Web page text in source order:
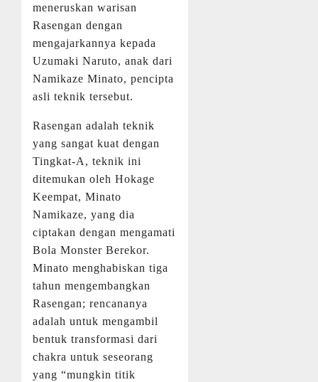
meneruskan warisan
Rasengan dengan
mengajarkannya kepada
Uzumaki Naruto, anak dari
Namikaze Minato, pencipta
asli teknik tersebut.
Rasengan adalah teknik
yang sangat kuat dengan
Tingkat-A, teknik ini
ditemukan oleh Hokage
Keempat, Minato
Namikaze, yang dia
ciptakan dengan mengamati
Bola Monster Berekor.
Minato menghabiskan tiga
tahun mengembangkan
Rasengan; rencananya
adalah untuk mengambil
bentuk transformasi dari
chakra untuk seseorang
yang “mungkin titik